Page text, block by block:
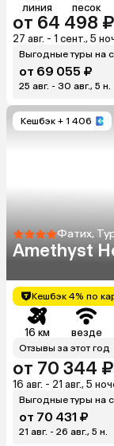
линия песок
от 64 498 ₽
27 авг. - 1 сент., 5
Выгодные туры на
от 69 055 ₽
25 авг. - 30 авг., 5 н.
Кешбэк + 1 406
Фатих,
Amethyst
Кешбэк 4% по
16 км везде
Отзывы за этот год
от 70 344 ₽
16 авг. - 21 авг., 5
Выгодные туры на
от 70 431 ₽
21 авг. - 26 авг., 5 н.